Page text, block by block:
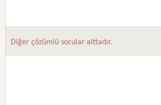
Diğer çözümlü sorular alttadır.